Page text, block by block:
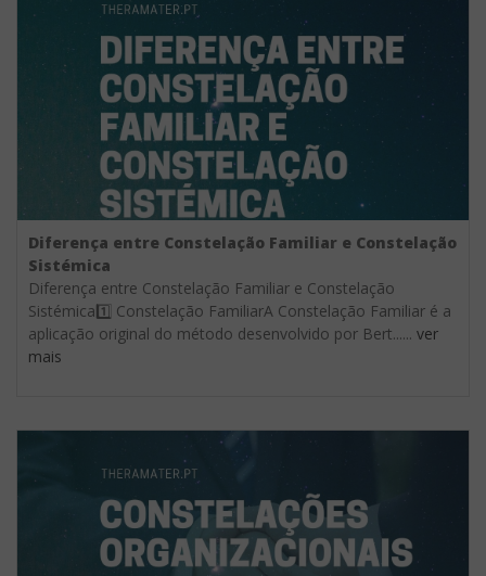
Diferença entre Constelação Familiar e Constelação
Sistémica
Diferença entre Constelação Familiar e Constelação
Sistémica1️⃣ Constelação FamiliarA Constelação Familiar é a
aplicação original do método desenvolvido por Bert...... ver
mais